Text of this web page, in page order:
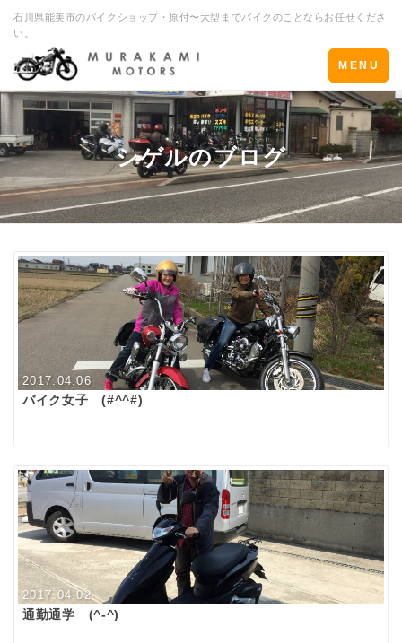
石川県能美市のバイクショップ・原付〜大型までバイクのことならお任せくださ
い。
Toggle
navigation
MENU
シゲルのブログ
2017.04.06
バイク女子 (#^^#)
2017.04.02
通勤通学 (^-^)